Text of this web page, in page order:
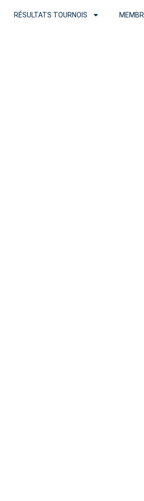
RÉSULTATS TOURNOIS